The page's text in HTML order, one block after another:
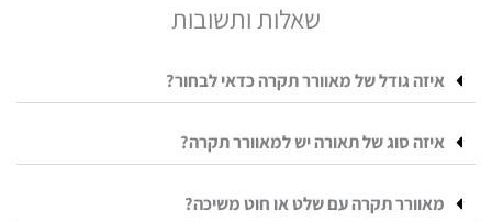
שאלות ותשובות
איזה גודל של מאוורר תקרה כדאי לבחור?
איזה סוג של תאורה יש למאוורר תקרה?
מאוורר תקרה עם שלט או חוט משיכה?